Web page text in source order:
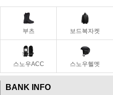
부츠 보드복자켓
스노우ACC 스노우헬멧
BANK INFO